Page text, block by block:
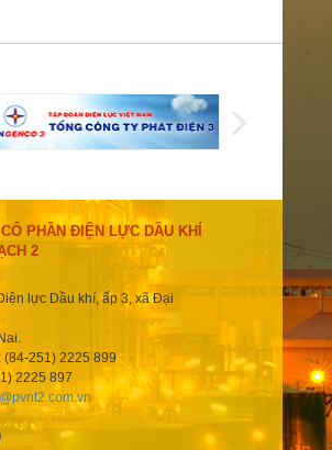
PHẦN ĐIỆN LỰC DẦU KHÍ
2
lực Dầu khí, ấp 3, xã Đại
251) 2225 899
2225 897